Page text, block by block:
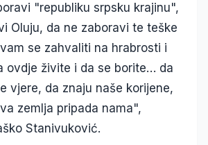
"republiku srpsku krajinu",
Oluju, da ne zaboravi te teške
se zahvaliti na hrabrosti i
ovdje živite i da se borite… da
vjere, da znaju naše korijene,
zemlja pripada nama",
Stanivuković.